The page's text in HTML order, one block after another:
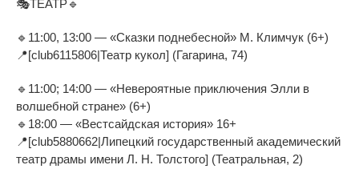
🎭ТЕАТР🔹
🔹11:00, 13:00 — «Сказки поднебесной» М. Климчук (6+)
📍[club6115806|Театр кукол] (Гагарина, 74)
🔹11:00; 14:00 — «Невероятные приключения Элли в
волшебной стране» (6+)
🔹18:00 — «Вестсайдская история» 16+
📍[club5880662|Липецкий государственный академический
театр драмы имени Л. Н. Толстого] (Театральная, 2)